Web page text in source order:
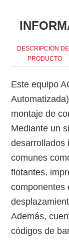
DESCRIPCION
PRODUCTO
Este equipo
montaje de
Mediante un
desarrollados
comunes
flotantes,
componentes
Además,
códigos de